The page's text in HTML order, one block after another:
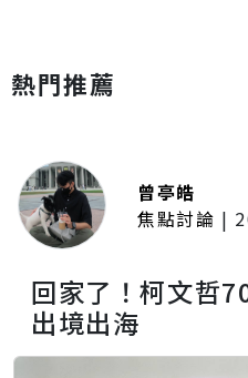
熱門推薦
曾亭皓
焦點討論 |
回家了！柯文哲
出境出海